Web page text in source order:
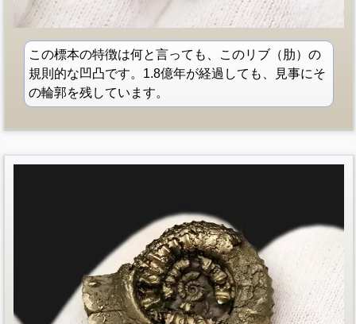
この標本の特徴は何と言っても、このリブ（肋）の
規則的な凹凸です。1.8億年が経過しても、見事にそ
の輪郭を残しています。